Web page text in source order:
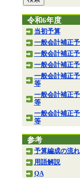
令和6年度
当初予算
一般会計補正予
一般会計補正予
一般会計補正予
一般会計補正予
等
一般会計補正予
等
一般会計補正予
等
参考
予算編成の流れ
用語解説
QA